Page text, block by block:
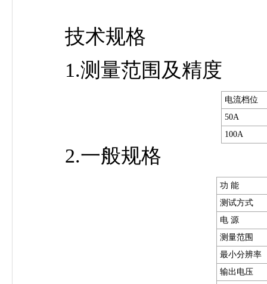
技术规格
1.测量范围及精度
电流档位
50A
100A
2.一般规格
功 能
测试方式
电 源
测量范围
最小分辨率
输出电压